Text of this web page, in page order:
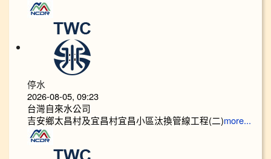
停水
2026-08-05, 09:23
台灣自來水公司
吉安鄉太昌村及宜昌村宜昌小區汰換管線工程(二)more...